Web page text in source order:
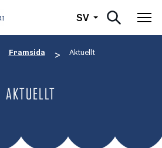
SV Svenska
Framsida > Aktuellt
AKTUELLT